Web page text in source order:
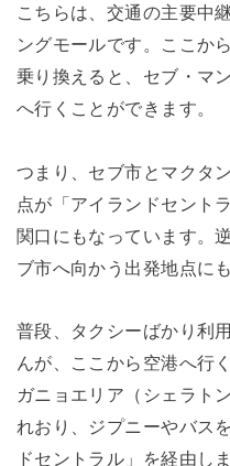
こちらは、交通の主要中
ングモールです。ここか
乗り換えると、セブ・マ
へ行くことができます。
つまり、セブ市とマクタ
点が「アイランドセント
関口にもなっています。
ブ市へ向かう出発地点に
普段、タクシーばかり利
んが、ここから空港へ行
ガニョエリア（シェラト
れおり、ジプニーやバス
ドセントラル」を経由し